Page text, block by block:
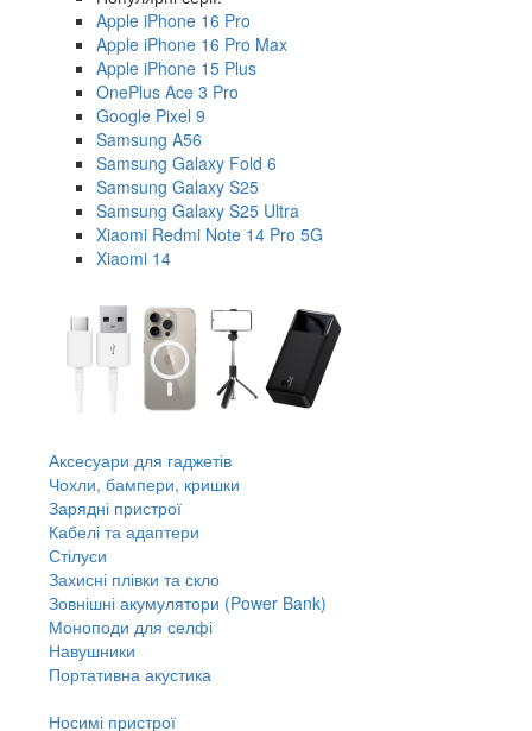
Apple iPhone 16 Pro
Apple iPhone 16 Pro Max
Apple iPhone 15 Plus
OnePlus Ace 3 Pro
Google Pixel 9
Samsung A56
Samsung Galaxy Fold 6
Samsung Galaxy S25
Samsung Galaxy S25 Ultra
Xiaomi Redmi Note 14 Pro 5G
Xiaomi 14
Аксесуари для гаджетів
Чохли, бампери, кришки
Зарядні пристрої
Кабелі та адаптери
Стілуси
Захисні плівки та скло
Зовнішні акумулятори (Power Bank)
Моноподи для селфі
Навушники
Портативна акустика
Носимі пристрої